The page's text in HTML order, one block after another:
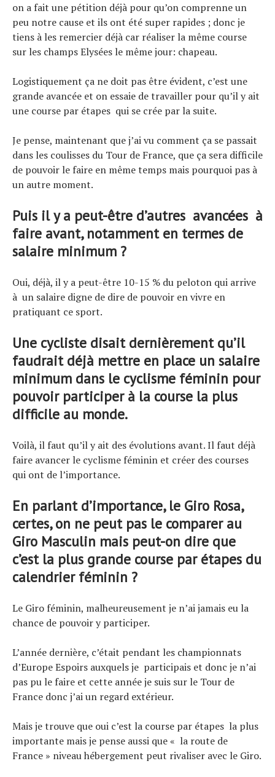
on a fait une pétition déjà pour qu’on comprenne un
peu notre cause et ils ont été super rapides ; donc je
tiens à les remercier déjà car réaliser la même course
sur les champs Elysées le même jour: chapeau.
Logistiquement ça ne doit pas être évident, c’est une
grande avancée et on essaie de travailler pour qu’il y ait
une course par étapes qui se crée par la suite.
Je pense, maintenant que j’ai vu comment ça se passait
dans les coulisses du Tour de France, que ça sera difficile
de pouvoir le faire en même temps mais pourquoi pas à
un autre moment.
Puis il y a peut-être d’autres avancées à
faire avant, notamment en termes de
salaire minimum ?
Oui, déjà, il y a peut-être 10-15 % du peloton qui arrive
à un salaire digne de dire de pouvoir en vivre en
pratiquant ce sport.
Une cycliste disait dernièrement qu’il
faudrait déjà mettre en place un salaire
minimum dans le cyclisme féminin pour
pouvoir participer à la course la plus
difficile au monde.
Voilà, il faut qu’il y ait des évolutions avant. Il faut déjà
faire avancer le cyclisme féminin et créer des courses
qui ont de l’importance.
En parlant d’importance, le Giro Rosa,
certes, on ne peut pas le comparer au
Giro Masculin mais peut-on dire que
c’est la plus grande course par étapes du
calendrier féminin ?
Le Giro féminin, malheureusement je n’ai jamais eu la
chance de pouvoir y participer.
L’année dernière, c’était pendant les championnats
d’Europe Espoirs auxquels je participais et donc je n’ai
pas pu le faire et cette année je suis sur le Tour de
France donc j’ai un regard extérieur.
Mais je trouve que oui c’est la course par étapes la plus
importante mais je pense aussi que « la route de
France » niveau hébergement peut rivaliser avec le Giro.